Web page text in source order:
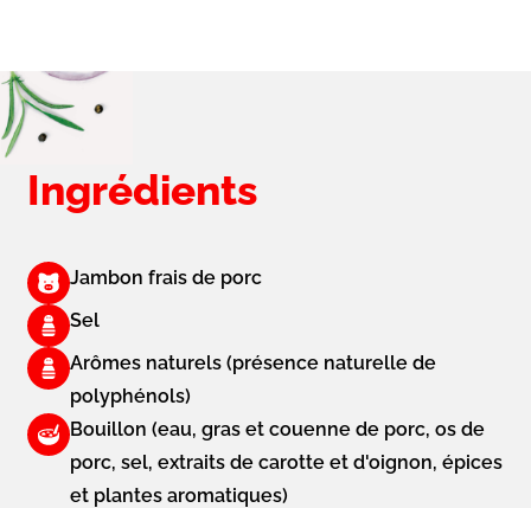
Ingrédients
Jambon frais de porc
Sel
Arômes naturels (présence naturelle de
polyphénols)
Bouillon (eau, gras et couenne de porc, os de
porc, sel, extraits de carotte et d'oignon, épices
et plantes aromatiques)